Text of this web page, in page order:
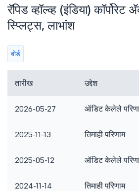
रॅपिड व्हॉल्व्ह (इंडिया)
स्प्लिट्स, लाभांश
बोर्ड
तारीख उद्देश
2026-05-27 ऑडिट केलेले
2025-11-13 तिमाही परिणाम
2025-05-12 ऑडिट केलेले
2024-11-14 तिमाही परिणाम